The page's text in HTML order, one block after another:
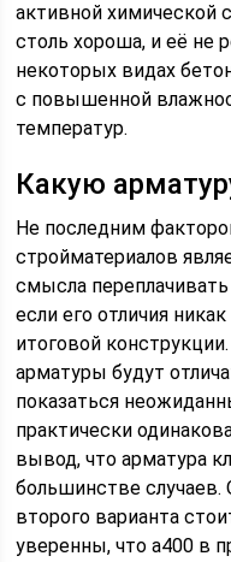
активной химической
столь хороша, и её не
некоторых видах
с повышенной
температур.
Какую
Не последним
стройматериалов
смысла
если его отличия
итоговой
арматуры будут
показаться
практически
вывод, что арматура
большинстве случаев.
второго варианта
уверенны, что а400 в